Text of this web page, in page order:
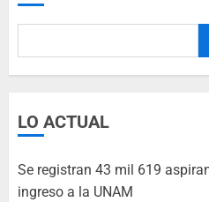
LO ACTUAL
Se registran 43 mil 619
ingreso a la UNAM